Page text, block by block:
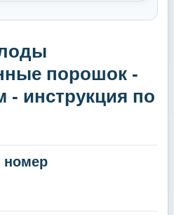
порошок -
инструкция по
номер